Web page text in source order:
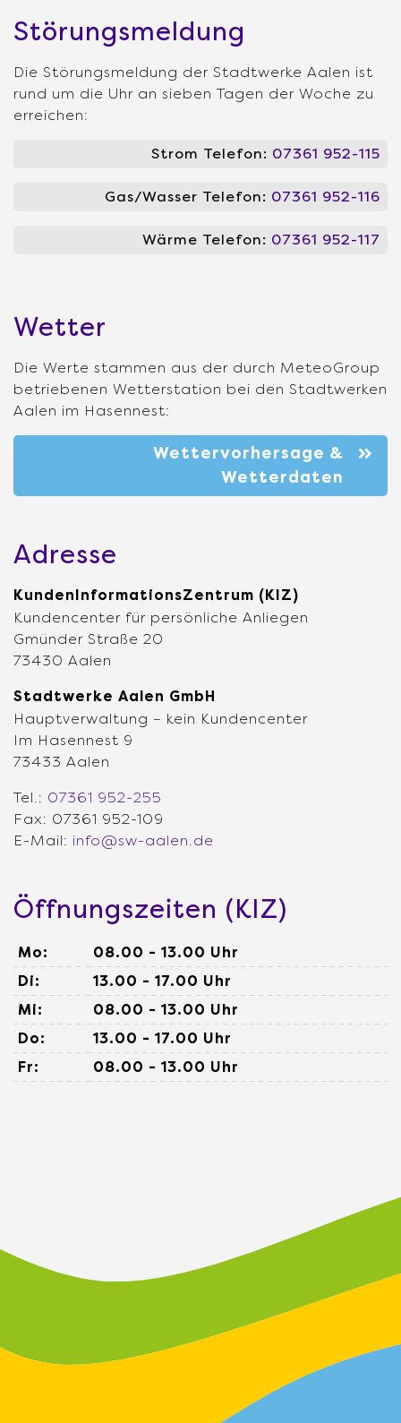
Störungsmeldung
Die Störungsmeldung der Stadtwerke Aalen ist
rund um die Uhr an sieben Tagen der Woche zu
erreichen:
Strom Telefon: 07361 952-115
Gas/Wasser Telefon: 07361 952-116
Wärme Telefon: 07361 952-117
Wetter
Die Werte stammen aus der durch MeteoGroup
betriebenen Wetterstation bei den Stadtwerken
Aalen im Hasennest:
Wettervorhersage &
Wetterdaten
Adresse
KundenInformationsZentrum (KIZ)
Kundencenter für persönliche Anliegen
Gmünder Straße 20
73430 Aalen
Stadtwerke Aalen GmbH
Hauptverwaltung – kein Kundencenter
Im Hasennest 9
73433 Aalen
Tel.: 07361 952-255
Fax: 07361 952-109
E-Mail: info@sw-aalen.de
Öffnungszeiten (KIZ)
Mo:
08.00 - 13.00 Uhr
Di:
13.00 - 17.00 Uhr
Mi:
08.00 - 13.00 Uhr
Do:
13.00 - 17.00 Uhr
Fr:
08.00 - 13.00 Uhr